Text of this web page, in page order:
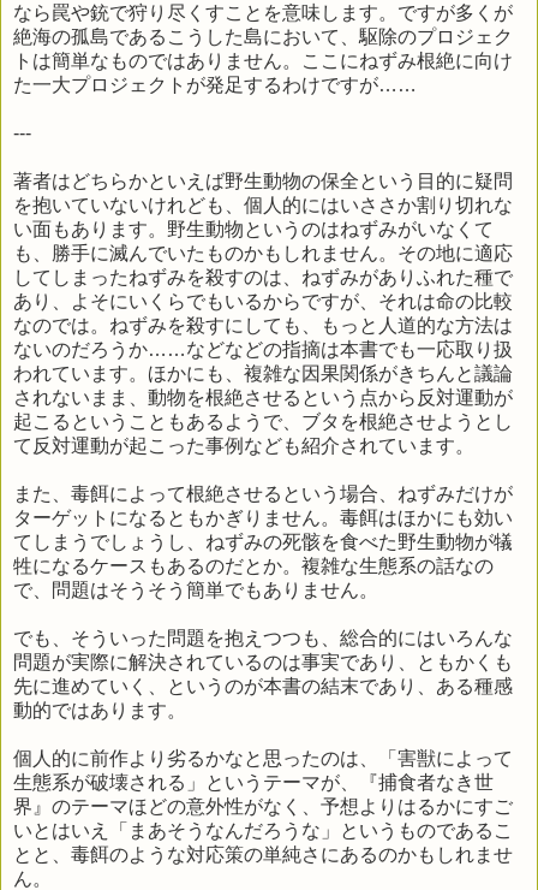
なら罠や銃で狩り尽くすことを意味します。ですが多くが
絶海の孤島であるこうした島において、駆除のプロジェク
トは簡単なものではありません。ここにねずみ根絶に向け
た一大プロジェクトが発足するわけですが……
---
著者はどちらかといえば野生動物の保全という目的に疑問
を抱いていないけれども、個人的にはいささか割り切れな
い面もあります。野生動物というのはねずみがいなくて
も、勝手に滅んでいたものかもしれません。その地に適応
してしまったねずみを殺すのは、ねずみがありふれた種で
あり、よそにいくらでもいるからですが、それは命の比較
なのでは。ねずみを殺すにしても、もっと人道的な方法は
ないのだろうか……などなどの指摘は本書でも一応取り扱
われています。ほかにも、複雑な因果関係がきちんと議論
されないまま、動物を根絶させるという点から反対運動が
起こるということもあるようで、ブタを根絶させようとし
て反対運動が起こった事例なども紹介されています。
また、毒餌によって根絶させるという場合、ねずみだけが
ターゲットになるともかぎりません。毒餌はほかにも効い
てしまうでしょうし、ねずみの死骸を食べた野生動物が犠
牲になるケースもあるのだとか。複雑な生態系の話なの
で、問題はそうそう簡単でもありません。
でも、そういった問題を抱えつつも、総合的にはいろんな
問題が実際に解決されているのは事実であり、ともかくも
先に進めていく、というのが本書の結末であり、ある種感
動的ではあります。
個人的に前作より劣るかなと思ったのは、「害獣によって
生態系が破壊される」というテーマが、『捕食者なき世
界』のテーマほどの意外性がなく、予想よりはるかにすご
いとはいえ「まあそうなんだろうな」というものであるこ
とと、毒餌のような対応策の単純さにあるのかもしれませ
ん。